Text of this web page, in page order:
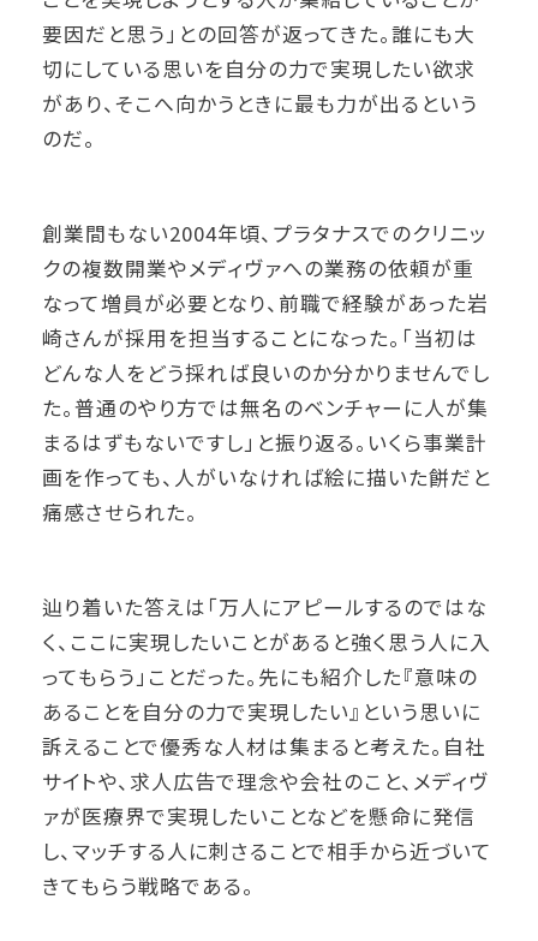
要因だと思う」との回答が返ってきた。誰にも大
切にしている思いを自分の力で実現したい欲求
があり、そこへ向かうときに最も力が出るという
のだ。
創業間もない2004年頃、プラタナスでのクリニッ
クの複数開業やメディヴァへの業務の依頼が重
なって増員が必要となり、前職で経験があった岩
崎さんが採用を担当することになった。「当初は
どんな人をどう採れば良いのか分かりませんでし
た。普通のやり方では無名のベンチャーに人が集
まるはずもないですし」と振り返る。いくら事業計
画を作っても、人がいなければ絵に描いた餅だと
痛感させられた。
辿り着いた答えは「万人にアピールするのではな
く、ここに実現したいことがあると強く思う人に入
ってもらう」ことだった。先にも紹介した『意味の
あることを自分の力で実現したい』という思いに
訴えることで優秀な人材は集まると考えた。自社
サイトや、求人広告で理念や会社のこと、メディヴ
ァが医療界で実現したいことなどを懸命に発信
し、マッチする人に刺さることで相手から近づいて
きてもらう戦略である。